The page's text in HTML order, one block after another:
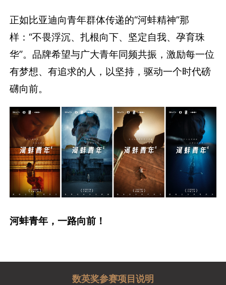
正如比亚迪向青年群体传递的“河蚌精神”那
样：“不畏浮沉、扎根向下、坚定自我、孕育珠
华”。品牌希望与广大青年同频共振，激励每一位
有梦想、有追求的人，以坚持，驱动一个时代磅
礴向前。
河蚌青年，一路向前！
数英奖参赛项目说明